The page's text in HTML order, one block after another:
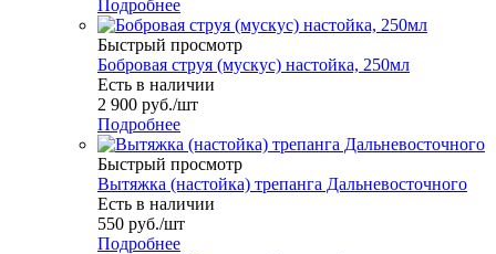
Подробнее
Быстрый просмотр
Бобровая струя (мускус) настойка, 250мл
Есть в наличии
2 900 руб./шт
Подробнее
Быстрый просмотр
Вытяжка (настойка) трепанга Дальневосточного
Есть в наличии
550 руб./шт
Подробнее